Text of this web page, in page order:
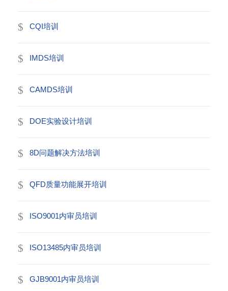
CQI培训
IMDS培训
CAMDS培训
DOE实验设计培训
8D问题解决方法培训
QFD质量功能展开培训
ISO9001内审员培训
ISO13485内审员培训
GJB9001内审员培训